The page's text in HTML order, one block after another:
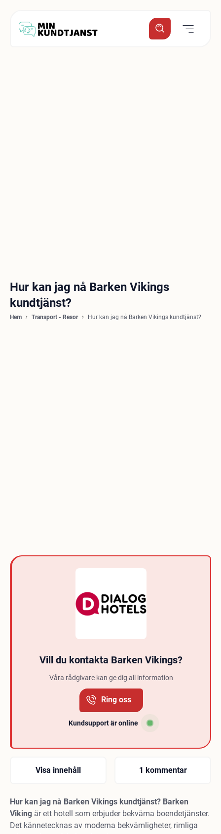
Hur kan jag nå Barken Vikings
kundtjänst?
Hem Transport - Resor Hur kan jag nå Barken Vikings kundtjänst?
Vill du kontakta Barken Vikings?
Våra rådgivare kan ge dig all information
Ring oss
Kundsupport är online
Visa innehåll 1 kommentar
Hur kan jag nå Barken Vikings kundtjänst? Barken
Viking är ett hotell som erbjuder bekväma boendetjänster.
Det kännetecknas av moderna bekvämligheter, rimliga